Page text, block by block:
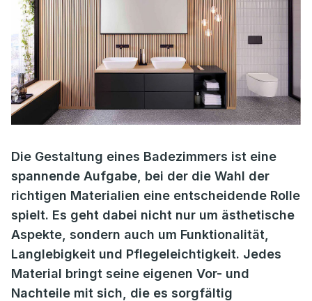
Die Gestaltung eines Badezimmers ist eine
spannende Aufgabe, bei der die Wahl der
richtigen Materialien eine entscheidende Rolle
spielt. Es geht dabei nicht nur um ästhetische
Aspekte, sondern auch um Funktionalität,
Langlebigkeit und Pflegeleichtigkeit. Jedes
Material bringt seine eigenen Vor- und
Nachteile mit sich, die es sorgfältig